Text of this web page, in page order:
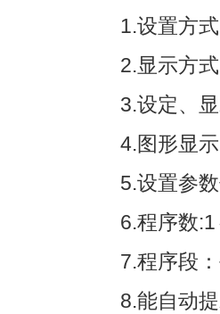
1.设置方
2.显示方
3.设定、
4.图形显
5.设置参
6.程序数
7.程序段
8.能自动